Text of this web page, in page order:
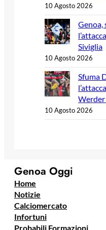
10 Agosto 2026
Genoa,
Siviglia
10 Agosto 2026
Sfuma
Werder
10 Agosto 2026
Genoa Oggi
Home
Notizie
Calciomercato
Infortuni
Probabili Formazioni